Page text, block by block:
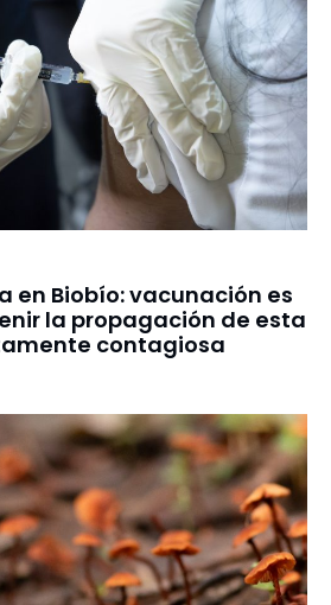
en Biobío: vacunación es
la propagación de esta
contagiosa